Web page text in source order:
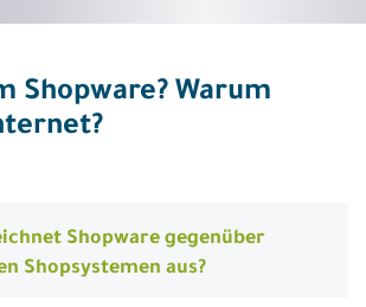
Shopware? Warum
Shopware gegenüber
Shopsystemen aus?